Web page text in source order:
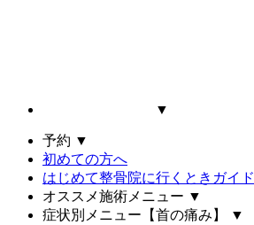
▼
予約 ▼
初めての方へ
はじめて整骨院に行くときガイド
オススメ施術メニュー ▼
症状別メニュー【首の痛み】
▼